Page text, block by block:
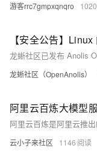
游客rrc7gmpxqnqro 1020
龙蜥社区（OpenAnolis）
云小子来社区 1146